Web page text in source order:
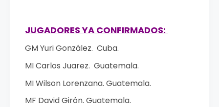
JUGADORES YA CONFIRMADOS:
GM Yuri González. Cuba.
MI Carlos Juarez. Guatemala.
MI Wilson Lorenzana. Guatemala.
MF David Girón. Guatemala.